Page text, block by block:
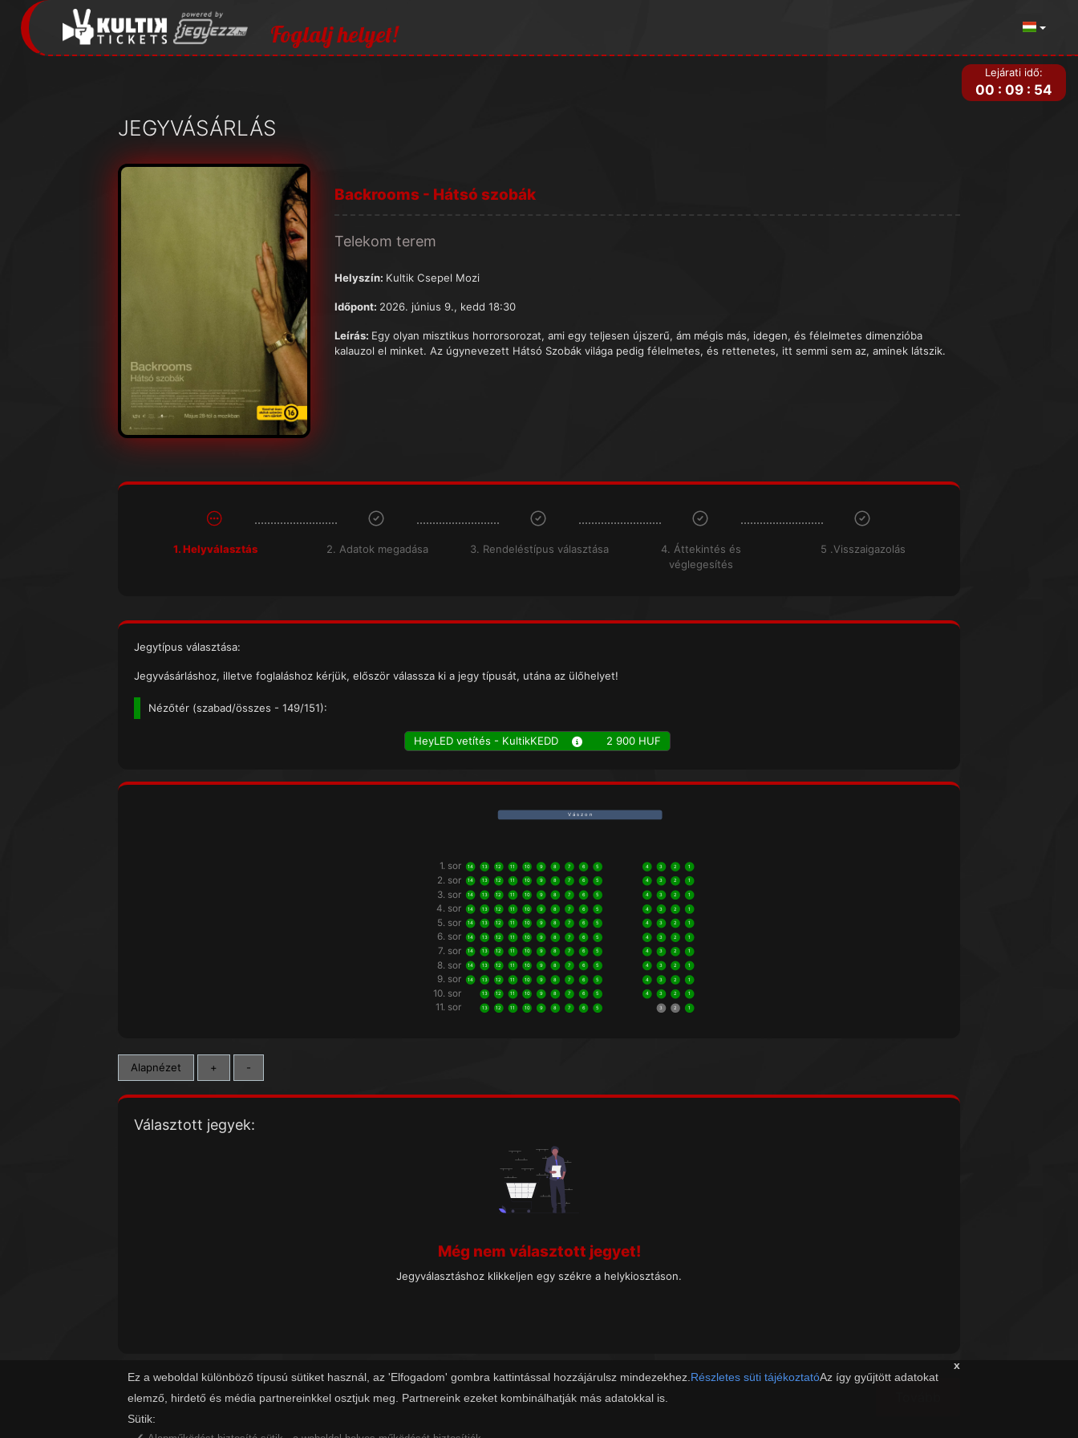
x
Ez a weboldal különböző típusú sütiket használ, az 'Elfogadom' gombra kattintással hozzájárulsz mindezekhez. Részletes süti tájékoztatóAz így gyűjtött adatokat
elemző, hirdető és média partnereinkkel osztjuk meg. Partnereink ezeket kombinálhatják más adatokkal is.
Sütik:
Foglalj helyet!
JEGYVÁSÁRLÁS
Lejárati idő:
00 : 09 : 54
Backrooms - Hátsó szobák
Telekom terem
Helyszín: Kultik Csepel Mozi
Időpont: 2026. június 9., kedd 18:30
Leírás: Egy olyan misztikus horrorsorozat, ami egy teljesen újszerű, ám mégis más, idegen, és félelmetes dimenzióba
kalauzol el minket. Az úgynevezett Hátsó Szobák világa pedig félelmetes, és rettenetes, itt semmi sem az, aminek látszik.
1. Helyválasztás 2. Adatok megadása 3. Rendeléstípus választása
4. Áttekintés és
véglegesítés
5 .Visszaigazolás
Jegytípus választása:
Jegyvásárláshoz, illetve foglaláshoz kérjük, először válassza ki a jegy típusát, utána az ülőhelyet!
Nézőtér (szabad/összes - 149/151):
HeyLED vetítés - KultikKEDD 2 900 HUF
V á s z o n
1. sor 14 13 12 11 10 9 8 7 6 5 4 3 2 1
2. sor 14 13 12 11 10 9 8 7 6 5 4 3 2 1
3. sor 14 13 12 11 10 9 8 7 6 5 4 3 2 1
4. sor 14 13 12 11 10 9 8 7 6 5 4 3 2 1
5. sor 14 13 12 11 10 9 8 7 6 5 4 3 2 1
6. sor 14 13 12 11 10 9 8 7 6 5 4 3 2 1
7. sor 14 13 12 11 10 9 8 7 6 5 4 3 2 1
8. sor 14 13 12 11 10 9 8 7 6 5 4 3 2 1
9. sor 14 13 12 11 10 9 8 7 6 5 4 3 2 1
10. sor 13 12 11 10 9 8 7 6 5 4 3 2 1
11. sor 13 12 11 10 9 8 7 6 5 3 2 1
Alapnézet + -
Választott jegyek:
Még nem választott jegyet!
Jegyválasztáshoz klikkeljen egy székre a helykiosztáson.